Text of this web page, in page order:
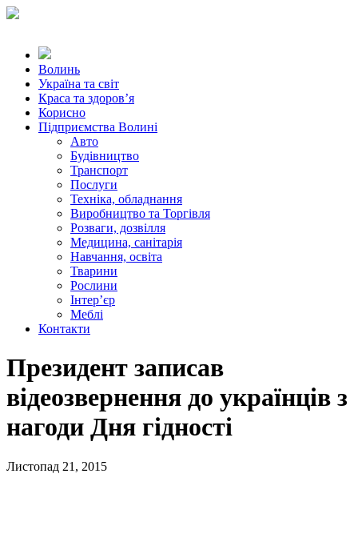
Волинь
Україна та світ
Краса та здоров’я
Корисно
Підприємства Волині
Авто
Будівництво
Транспорт
Послуги
Техніка, обладнання
Виробництво та Торгівля
Розваги, дозвілля
Медицина, санітарія
Навчання, освіта
Тварини
Рослини
Інтер’єр
Меблі
Контакти
Президент записав
відеозвернення до українців з
нагоди Дня гідності
Листопад 21, 2015